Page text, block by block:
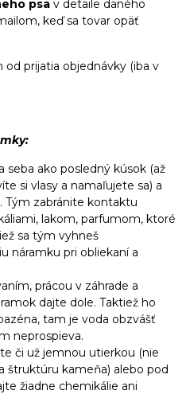
psa v detaile daného
keď sa tovar opäť
od prijatia objednávky (iba v
seba ako posledný kúsok (až
si vlasy a namaľujete sa) a
Tým zabránite kontaktu
lakom, parfumom, ktoré
sa tým vyhneš
náramku pri obliekaní a
prácou v záhrade a
dajte dole. Taktiež ho
tam je voda obzvášť
neprospieva.
či už jemnou utierkou (nie
štruktúru kameňa) alebo pod
žiadne chemikálie ani